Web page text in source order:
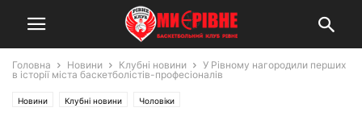
Головна Новини Клубні новини
У Рівному нагородили перших
в історії міста баскетболістів-професіоналів
Новини Клубні новини Чоловіки